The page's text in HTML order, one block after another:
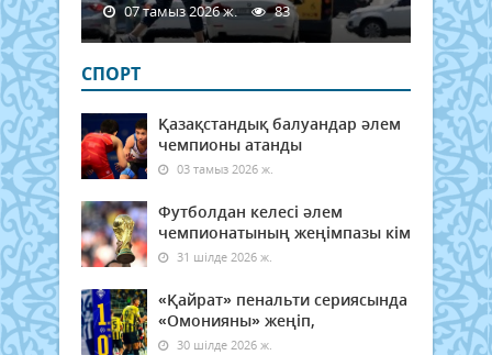
07 тамыз 2026 ж. 83
СПОРТ
Қазақстандық балуандар әлем
чемпионы атанды
03 тамыз 2026 ж.
Футболдан келесі әлем
чемпионатының жеңімпазы кім
31 шілде 2026 ж.
«Қайрат» пенальти сериясында
«Омонияны» жеңіп,
30 шілде 2026 ж.